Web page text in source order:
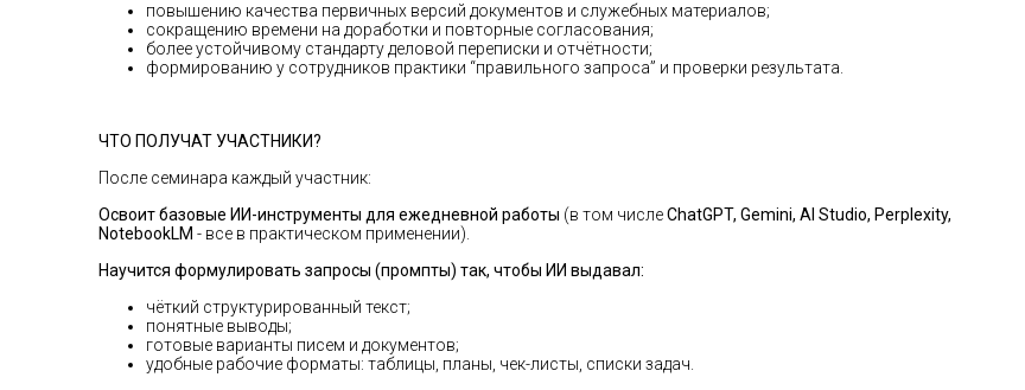
повышению качества первичных версий документов и служебных материалов;
сокращению времени на доработки и повторные согласования;
более устойчивому стандарту деловой переписки и отчётности;
формированию у сотрудников практики “правильного запроса” и проверки результата.
ЧТО ПОЛУЧАТ УЧАСТНИКИ?
После семинара каждый участник:
Освоит базовые ИИ-инструменты для ежедневной работы (в том числеChatGPT, Gemini, AI Studio, Perplexity,
NotebookLM - все в практическом применении).
Научится формулировать запросы (промпты) так, чтобы ИИ выдавал:
чёткий структурированный текст;
понятные выводы;
готовые варианты писем и документов;
удобные рабочие форматы: таблицы, планы, чек-листы, списки задач.